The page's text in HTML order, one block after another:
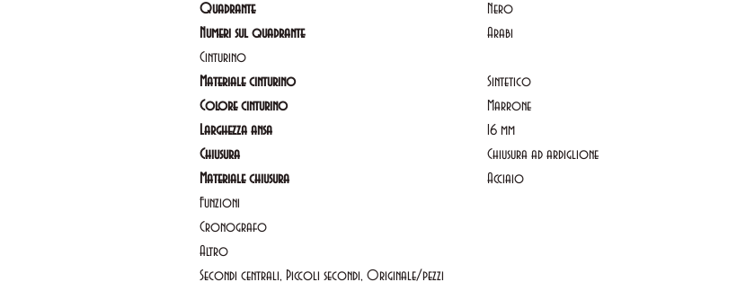
Quadrante
Nero
Numeri sul quadrante
Arabi
Cinturino
Materiale cinturino
Sintetico
Colore cinturino
Marrone
Larghezza ansa
16 mm
Chiusura
Chiusura ad ardiglione
Materiale chiusura
Acciaio
Funzioni
Cronografo
Altro
Secondi centrali, Piccoli secondi, Originale/pezzi